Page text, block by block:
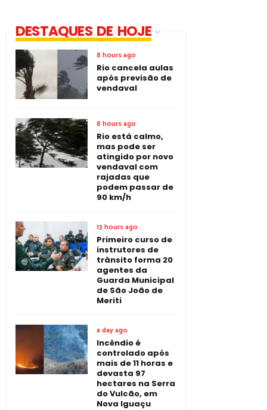
DESTAQUES DE HOJE
8 hours ago
Rio cancela aulas
após previsão de
vendaval
8 hours ago
Rio está calmo,
mas pode ser
atingido por novo
vendaval com
rajadas que
podem passar de
90 km/h
13 hours ago
Primeiro curso de
instrutores de
trânsito forma 20
agentes da
Guarda Municipal
de São João de
Meriti
a day ago
Incêndio é
controlado após
mais de 11 horas e
devasta 97
hectares na Serra
do Vulcão, em
Nova Iguaçu